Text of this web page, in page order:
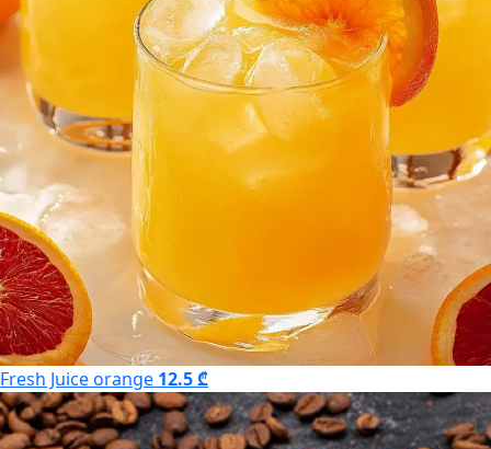
Fresh Juice orange 12.5 ₾